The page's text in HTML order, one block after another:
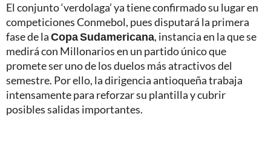
El conjunto ‘verdolaga’ ya tiene confirmado su lugar en
competiciones Conmebol, pues disputará la primera
fase de laCopa Sudamericana, instancia en la que se
medirá con Millonarios en un partido único que
promete ser uno de los duelos más atractivos del
semestre. Por ello, la dirigencia antioqueña trabaja
intensamente para reforzar su plantilla y cubrir
posibles salidas importantes.